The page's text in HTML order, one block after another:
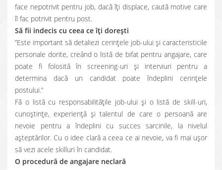
face nepotrivit pentru job, dacă îți displace, caută motive care
îl fac potrivit pentru post.
Să fii indecis cu ceea ce îți dorești
”Este important să detaliezi cerințele job-ului și caracteristicile
personale dorite, creând o listă de bifat pentru angajare, care
poate fi folosită în screening-uri și interviuri pentru a
determina dacă un candidat poate îndeplini cerințele
postului.”
Fă o listă cu responsabilitățile job-ului și o listă de skill-uri,
cunoștințe, experiență și talentul de care o persoană are
nevoie pentru a îndeplini cu succes sarcinile, la nivelul
așteptărilor. Cu o idee clară a ceea ce ai nevoie, va fi mai ușor
să vezi acele skilluri în candidat.
O procedură de angajare neclară